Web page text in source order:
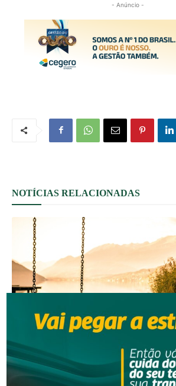
- Anúncio -
NOTÍCIAS RELACIONADAS
Segurança
Homem que beijou criança de 11 anos à força
indenizar vítima e familiar